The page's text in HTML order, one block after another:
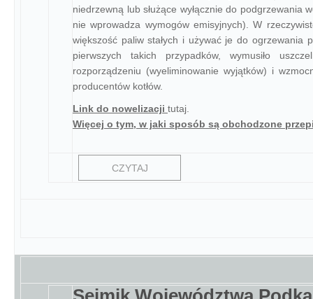
niedrzewną lub służące wyłącznie do podgrzewania
nie wprowadza wymogów emisyjnych). W
większość paliw stałych i używać je do ogrzewania
pierwszych takich przypadków, wymusiło
rozporządzeniu (wyeliminowanie wyjątków) i
producentów kotłów.
Link do nowelizacji tutaj
Więcej o tym, w jaki sposób są obchodzone
CZYTAJ